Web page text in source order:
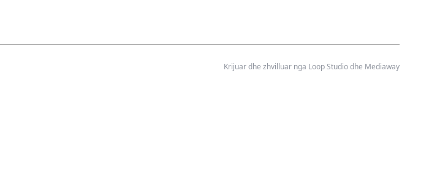
Krijuar dhe zhvilluar nga Loop Studiodhe Mediaway